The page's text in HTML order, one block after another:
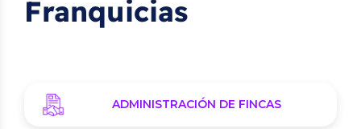
Franquicias
ADMINISTRACIÓN DE FINCAS